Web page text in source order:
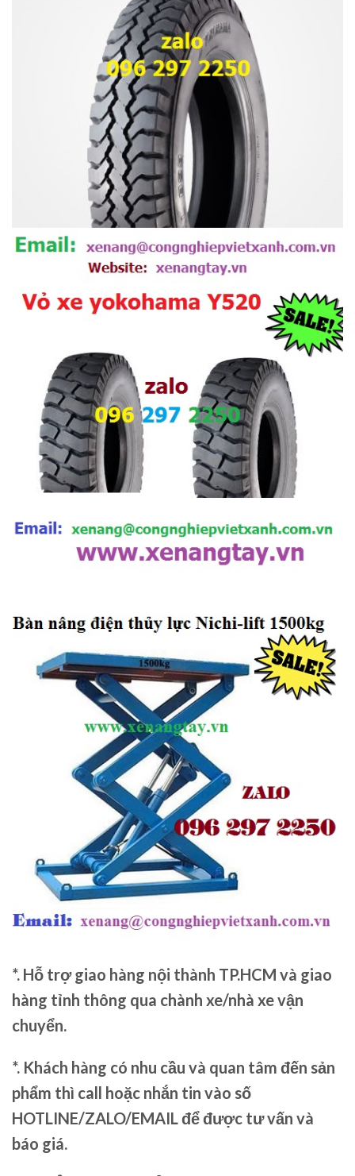
*. Hỗ trợ giao hàng nội thành TP.HCM và giao
hàng tỉnh thông qua chành xe/nhà xe vận
chuyển.
*. Khách hàng có nhu cầu và quan tâm đến sản
phẩm thì call hoặc nhắn tin vào số
HOTLINE/ZALO/EMAIL để được tư vấn và
báo giá.